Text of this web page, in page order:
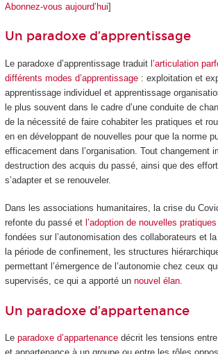
Abonnez-vous aujourd’hui]
Un paradoxe d’apprentissage
Le paradoxe d’apprentissage traduit l’articulation
différents modes d’apprentissage: exploitation et
apprentissage individuel et apprentissage
le plus souvent dans le cadre d’une conduite de
de la nécessité de faire cohabiter les pratiques et
en en développant de nouvelles pour que la norme
efficacement dans l’organisation. Tout changement
destruction des acquis du passé, ainsi que des
s’adapter et se renouveler.
Dans les associations humanitaires, la crise du
refonte du passé et l’adoption de nouvelles
fondées sur l’autonomisation des collaborateurs et
la période de confinement, les structures
permettant l’émergence de l’autonomie chez ceux
supervisés, ce qui a apporté un nouvel élan.
Un paradoxe d’appartenance
Le paradoxe d’appartenancedécrit les tensions